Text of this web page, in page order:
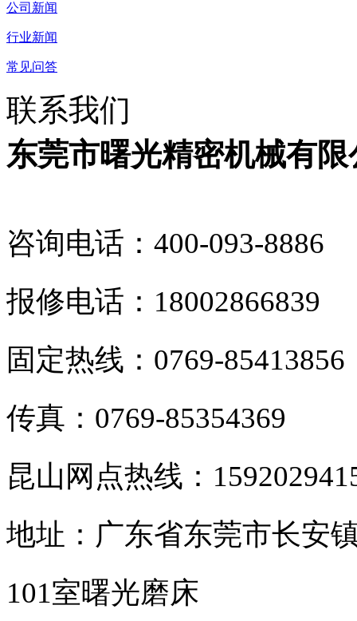
公司新闻
行业新闻
常见问答
联系我们
东莞市曙光精密机械有限
咨询电话：400-093-8886
报修电话：18002866839
固定热线：0769-85413856
传真：0769-85354369
昆山网点热线：
地址：广东省东莞市长安
101室曙光磨床